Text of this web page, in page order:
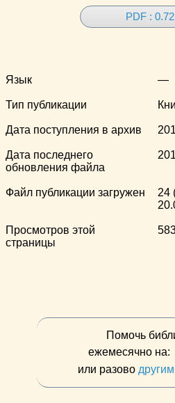
PDF :
Язык —
Тип публикации
Дата поступления в архив
Дата последнего
обновления файла
Файл публикации загружен
24
Просмотров этой
страницы
Помочь
ежемесячно на:
или разово